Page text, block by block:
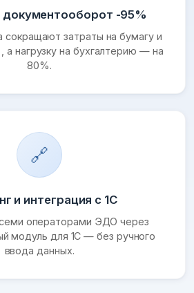
документооборот -95%
сокращают затраты на бумагу и
а нагрузку на бухгалтерию — на
80%.
🔗
и интеграция с 1С
операторами ЭДО через
модуль для 1С — без ручного
ввода данных.